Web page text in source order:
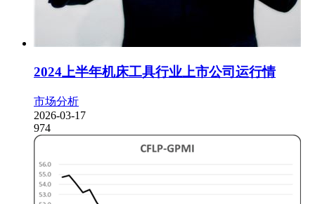
2024上半年机床工具行业上市公司运行情
市场分析
2026-03-17
974